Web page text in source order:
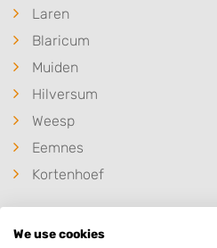
Laren
Blaricum
Muiden
Hilversum
Weesp
Eemnes
Kortenhoef
We use cookies